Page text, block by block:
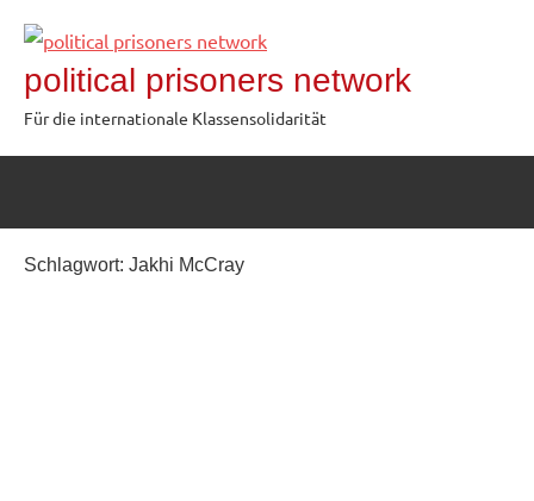
Inhalt
springen
political prisoners network
Für die internationale Klassensolidarität
Schlagwort: Jakhi McCray